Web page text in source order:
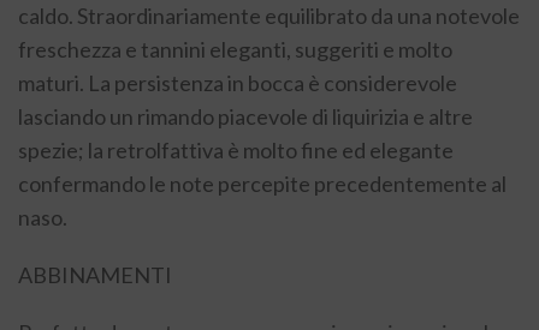
caldo. Straordinariamente equilibrato da una notevole
freschezza e tannini eleganti, suggeriti e molto
maturi. La persistenza in bocca è considerevole
lasciando un rimando piacevole di liquirizia e altre
spezie; la retrolfattiva è molto fine ed elegante
confermando le note percepite precedentemente al
naso.
ABBINAMENTI